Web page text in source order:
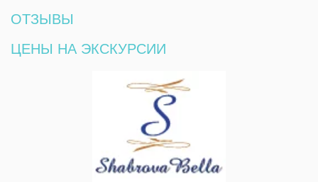
ОТЗЫВЫ
ЦЕНЫ НА ЭКСКУРСИИ